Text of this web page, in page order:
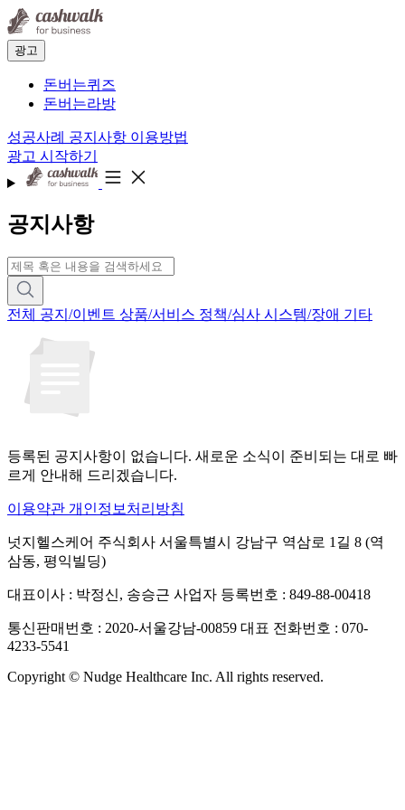
광고
돈버는퀴즈
돈버는라방
성공사례 공지사항 이용방법
광고 시작하기
공지사항
전체 공지/이벤트 상품/서비스 정책/심사 시스템/장애 기타
등록된 공지사항이 없습니다. 새로운 소식이 준비되는 대로 빠
르게 안내해 드리겠습니다.
이용약관 개인정보처리방침
넛지헬스케어 주식회사 서울특별시 강남구 역삼로 1길 8 (역
삼동, 평익빌딩)
대표이사 : 박정신, 송승근 사업자 등록번호 : 849-88-00418
통신판매번호 : 2020-서울강남-00859 대표 전화번호 : 070-
4233-5541
Copyright © Nudge Healthcare Inc. All rights reserved.